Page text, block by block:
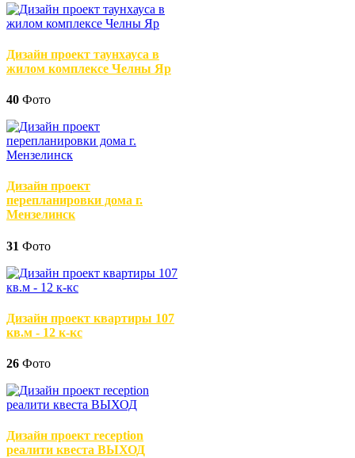
Дизайн проект таунхауса в
жилом комплексе Челны Яр
40 Фото
Дизайн проект
перепланировки дома г.
Мензелинск
31 Фото
Дизайн проект квартиры 107
кв.м - 12 к-кс
26 Фото
Дизайн проект reception
реалити квеста ВЫХОД